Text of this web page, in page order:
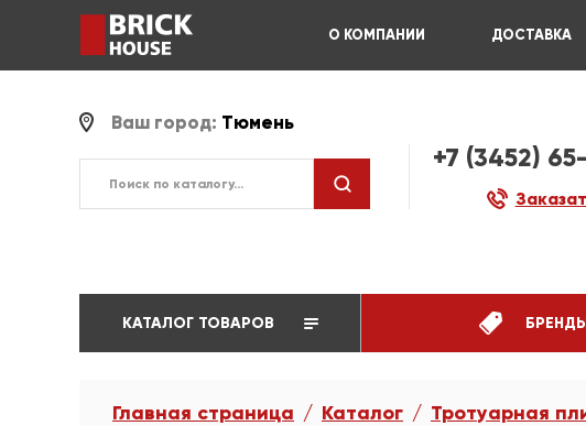
О КОМПАНИИ ДОСТАВКА
Ваш город: Тюмень
+7 (3452)
КАТАЛОГ ТОВАРОВ
Главная страница Каталог Тротуарная